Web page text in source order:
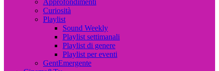
Curiosità
Playlist
Sound Weekly
Playlist settimanali
Playlist di genere
Playlist per eventi
GentEmergente